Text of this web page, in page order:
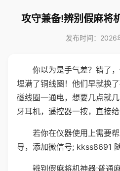
攻守兼备!辨别假麻将
发布时间：2026
你以为是手气差？错了
埋满了铜线圈！他们早就换
磁线圈一通电，想要几点就
牙耳机，遥控器一按，直接给
若你在仪器使用上需要
导，添加微信号; kkss8691
辨别假麻将机神器;普通